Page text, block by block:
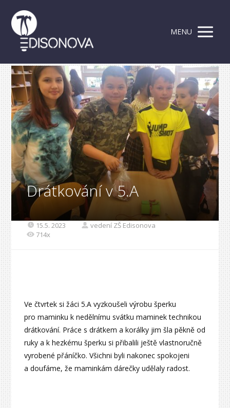
MENU
Drátkování v 5.A
15.5. 2023
vedení ZŠ Edisonova
714x
Ve čtvrtek si žáci 5.A vyzkoušeli výrobu šperku
pro maminku k nedělnímu svátku maminek technikou
drátkování. Práce s drátkem a korálky jim šla pěkně od
ruky a k hezkému šperku si přibalili ještě vlastnoručně
vyrobené přáníčko. Všichni byli nakonec spokojeni
a doufáme, že maminkám dárečky udělaly radost.